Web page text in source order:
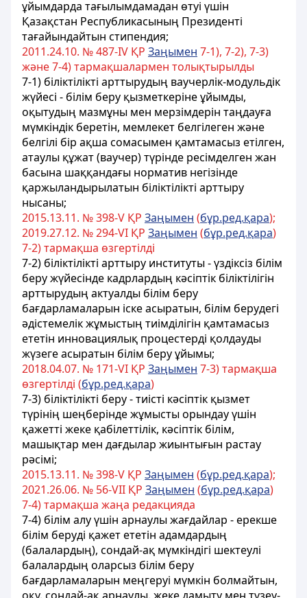
ұйымдарда тағылымдамадан өтуі үшін
Қазақстан Республикасының Президенті
тағайындайтын стипендия;
2011.24.10. № 487-ІV ҚР Заңымен 7-1), 7-2), 7-3)
және 7-4) тармақшалармен толықтырылды
7-1) біліктілікті арттырудың ваучерлік-модульдік
жүйесі - білім беру қызметкеріне ұйымды,
оқытудың мазмұны мен мерзімдерін таңдауға
мүмкіндік беретін, мемлекет белгілеген және
белгілі бір ақша сомасымен қамтамасыз етілген,
атаулы құжат (ваучер) түрінде ресімделген жан
басына шаққандағы норматив негізінде
қаржыландырылатын біліктілікті арттыру
нысаны;
2015.13.11. № 398-V ҚР Заңымен (бұр.ред.қара);
2019.27.12. № 294-VІ ҚР Заңымен (бұр.ред.қара)
7-2) тармақша өзгертілді
7-2) біліктілікті арттыру институты - үздіксіз білім
беру жүйесінде кадрлардың кәсіптік біліктілігін
арттырудың актуалды білім беру
бағдарламаларын іске асыратын, білім берудегі
әдістемелік жұмыстың тиімділігін қамтамасыз
ететін инновациялық процестерді қолдауды
жүзеге асыратын білім беру ұйымы;
2018.04.07. № 171-VІ ҚР Заңымен 7-3) тармақша
өзгертілді (бұр.ред.қара)
7-3) біліктілікті беру - тиісті кәсіптік қызмет
түрінің шеңберінде жұмысты орындау үшін
қажетті жеке қабілеттілік, кәсіптік білім,
машықтар мен дағдылар жиынтығын растау
рәсімі;
2015.13.11. № 398-V ҚР Заңымен (бұр.ред.қара);
2021.26.06. № 56-VII ҚР Заңымен (бұр.ред.қара)
7-4) тармақша жаңа редакцияда
7-4) білім алу үшін арнаулы жағдайлар - ерекше
білім беруді қажет ететін адамдардың
(балалардың), сондай-ақ мүмкіндігі шектеулі
балалардың оларсыз білім беру
бағдарламаларын меңгеруі мүмкін болмайтын,